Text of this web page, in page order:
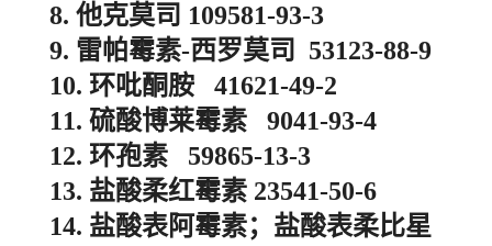
8. 他克莫司 109581-93-3
9. 雷帕霉素-西罗莫司 53123-88-9
10. 环吡酮胺 41621-49-2
11. 硫酸博莱霉素 9041-93-4
12. 环孢素 59865-13-3
13. 盐酸柔红霉素 23541-50-6
14. 盐酸表阿霉素；盐酸表柔比星